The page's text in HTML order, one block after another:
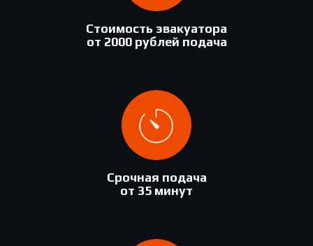
Стоимость эвакуатора
от 2000 рублей подача
Срочная подача
от 35 минут